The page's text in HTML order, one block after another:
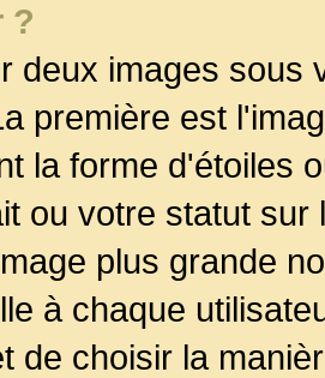
?
deux images sous
première est
la forme d'étoiles
ou votre statut
plus grande
à chaque
de choisir la